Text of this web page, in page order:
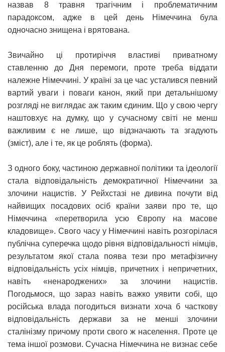
назвав 8 травня трагічним і проблематичним
парадоксом, адже в цей день Німеччина була
одночасно знищена і врятована.
Звичайно ці протиріччя властиві приватному
ставленню до Дня перемоги, проте треба віддати
належне Німеччині. У країні за це час усталився певний
вартий уваги і поваги канон, який при детальнішому
розгляді не виглядає аж таким єдиним. Що у свою чергу
наштовхує на думку, що у сучасному світі не менш
важливим є не лише, що відзначають та згадують
(зміст), але і те, як це роблять (форма).
З одного боку, частиною державної політики та ідеології
стала відповідальність демократичної Німеччини за
злочини нацистів. У Рейхстазі не дивина почути від
найвищих посадових осіб країни заяви про те, що
Німеччина «перетворила усю Європу на масове
кладовище». Свого часу у Німеччині навіть розгорілася
публічна суперечка щодо рівня відповідальності німців,
результатом якої стала поява тези про метафізичну
відповідальність усіх німців, причетних і непричетних,
навіть «ненароджених» за злочини нацистів.
Погодьмося, що зараз навіть важко уявити собі, що
російська влада погодиться визнати хоча б часткову
відповідальність держави за не менші злочини
сталінізму причому проти свого ж населення. Проте це
тема іншої розмови. Сучасна Німеччина не визнає себе